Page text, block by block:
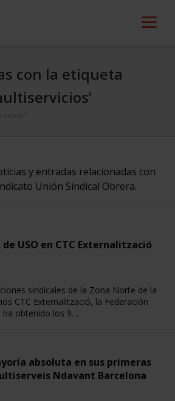
con la etiqueta
y entradas relacionadas con
Unión Sindical Obrera.
USO en CTC Externalització
sindicales de la Zona Norte de la
CTC Externalització, la Federación
ha obtenido los 9…
absoluta en sus primeras
Ndavant Barcelona